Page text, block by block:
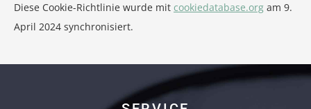
Diese Cookie-Richtlinie wurde mit cookiedatabase.org am 9.
April 2024 synchronisiert.